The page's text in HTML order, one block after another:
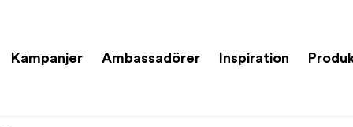
Kampanjer Ambassadörer Inspiration